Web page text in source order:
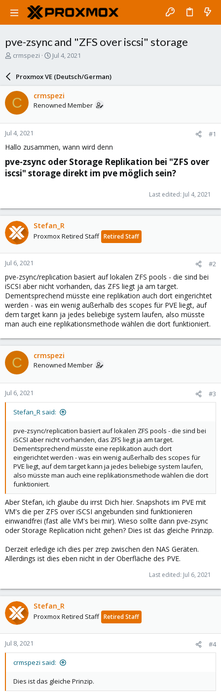
pve-zsync and "ZFS over iscsi" storage
T
a
d
s
t
a
r
t
e
r
crmspezi
S
a
r
d
a
e
Jul 4, 2021
Proxmox VE (Deutsch/German)
C crmspezi
Renowned Member
Jul 4, 2021 #1
Hallo zusammen, wann wird denn
pve-zsync oder Storage Replikation bei "ZFS over
iscsi" storage direkt im pve möglich sein?​
Last edited: Jul 4, 2021
Stefan_R
Proxmox Retired Staff Retired Staff
Jul 6, 2021 #2
pve-zsync/replication basiert auf lokalen ZFS pools - die sind bei
iSCSI aber nicht vorhanden, das ZFS liegt ja am target.
Dementsprechend müsste eine replikation auch dort eingerichtet
werden - was ein wenig außerhalb des scopes für PVE liegt, auf
dem target kann ja jedes beliebige system laufen, also müsste
man auch eine replikationsmethode wählen die dort funktioniert.
C crmspezi
Renowned Member
Jul 6, 2021 #3
Stefan_R said:
pve-zsync/replication basiert auf lokalen ZFS pools - die sind bei
iSCSI aber nicht vorhanden, das ZFS liegt ja am target.
Dementsprechend müsste eine replikation auch dort
eingerichtet werden - was ein wenig außerhalb des scopes für
PVE liegt, auf dem target kann ja jedes beliebige system laufen,
also müsste man auch eine replikationsmethode wählen die dort
funktioniert.
Aber Stefan, ich glaube du irrst Dich hier. Snapshots im PVE mit
VM's die per ZFS over iSCSI angebunden sind funktionieren
einwandfrei (fast alle VM's bei mir). Wieso sollte dann pve-zsync
oder Storage Replication nicht gehen? Dies ist das gleiche Prinzip.
Derzeit erledige ich dies per zrep zwischen den NAS Geräten.
Allerdings ist dies eben nicht in der Oberfläche des PVE.
Last edited: Jul 6, 2021
Stefan_R
Proxmox Retired Staff Retired Staff
Jul 8, 2021 #4
crmspezi said:
Dies ist das gleiche Prinzip.